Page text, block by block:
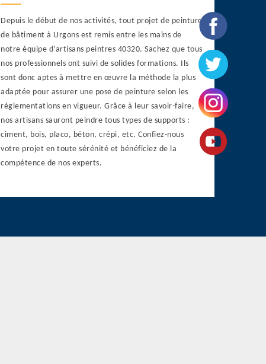
Depuis le début de nos activités, tout projet de peinture
de bâtiment à Urgons est remis entre les mains de
notre équipe d’artisans peintres 40320. Sachez que tous
nos professionnels ont suivi de solides formations. Ils
sont donc aptes à mettre en œuvre la méthode la plus
adaptée pour assurer une pose de peinture selon les
réglementations en vigueur. Grâce à leur savoir-faire,
nos artisans sauront peindre tous types de supports :
ciment, bois, placo, béton, crépi, etc. Confiez-nous
votre projet en toute sérénité et bénéficiez de la
compétence de nos experts.